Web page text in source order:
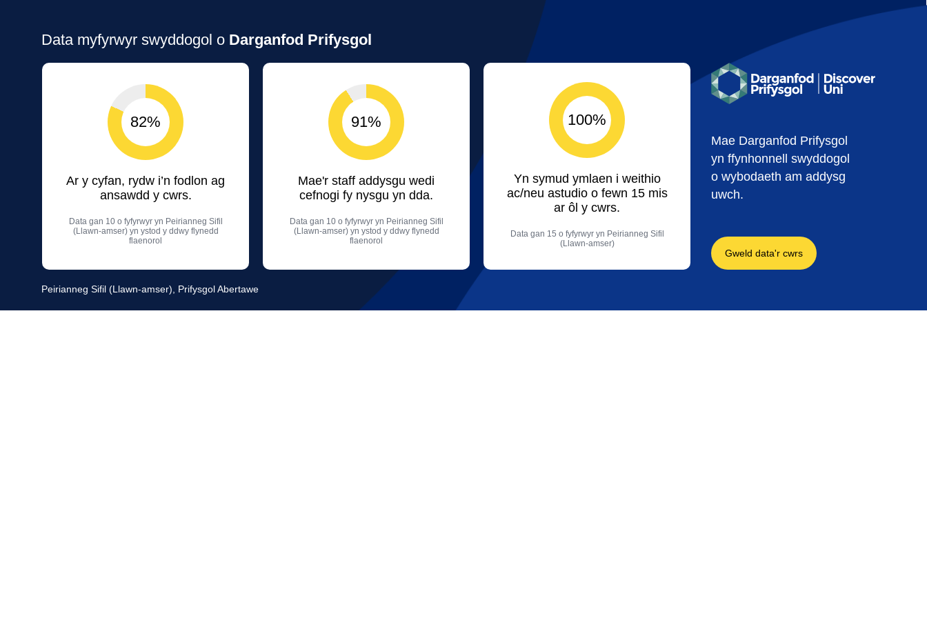
Data myfyrwyr swyddogol o Darganfod Prifysgol
82%
Ar y cyfan, rydw i’n fodlon ag
ansawdd y cwrs.
Data gan 10 o fyfyrwyr yn Peirianneg Sifil
(Llawn-amser) yn ystod y ddwy flynedd
flaenorol
91%
Mae'r staff addysgu wedi
cefnogi fy nysgu yn dda.
Data gan 10 o fyfyrwyr yn Peirianneg Sifil
(Llawn-amser) yn ystod y ddwy flynedd
flaenorol
100%
Yn symud ymlaen i weithio
ac/neu astudio o fewn 15 mis
ar ôl y cwrs.
Data gan 15 o fyfyrwyr yn Peirianneg Sifil
(Llawn-amser)
Mae Darganfod Prifysgol
yn ffynhonnell swyddogol
o wybodaeth am addysg
uwch.
Gweld data'r cwrs
Peirianneg Sifil (Llawn-amser), Prifysgol Abertawe